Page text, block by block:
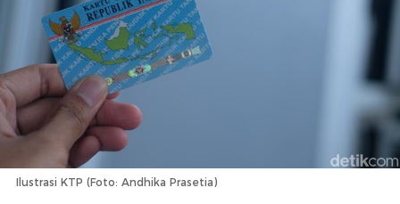
Ilustrasi KTP (Foto: Andhika Prasetia)